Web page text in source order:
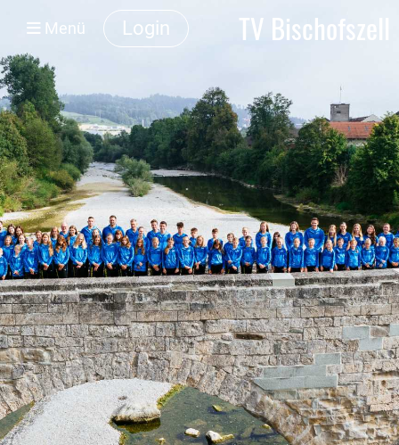
TV Bischofszell
Login
Menü